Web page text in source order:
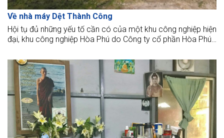
Về nhà máy Dệt Thành Công
Hội tụ đủ những yếu tố cần có của một khu công nghiệp hiện
đại, khu công nghiệp Hòa Phú do Công ty cổ phần Hòa Phú
lý tưởng cho các doanh nghiệp trong và ngoài nước khi tìm
cơ hội đầu tư tại Vĩnh Long. Dự án “Nhà máy Dệt Thành
Công” cũng là một trong những dự án được Công Ty Cổ
phần Dệt May Thành Công chọn Khu công nghiệp Hòa Phú
để dừng chân.